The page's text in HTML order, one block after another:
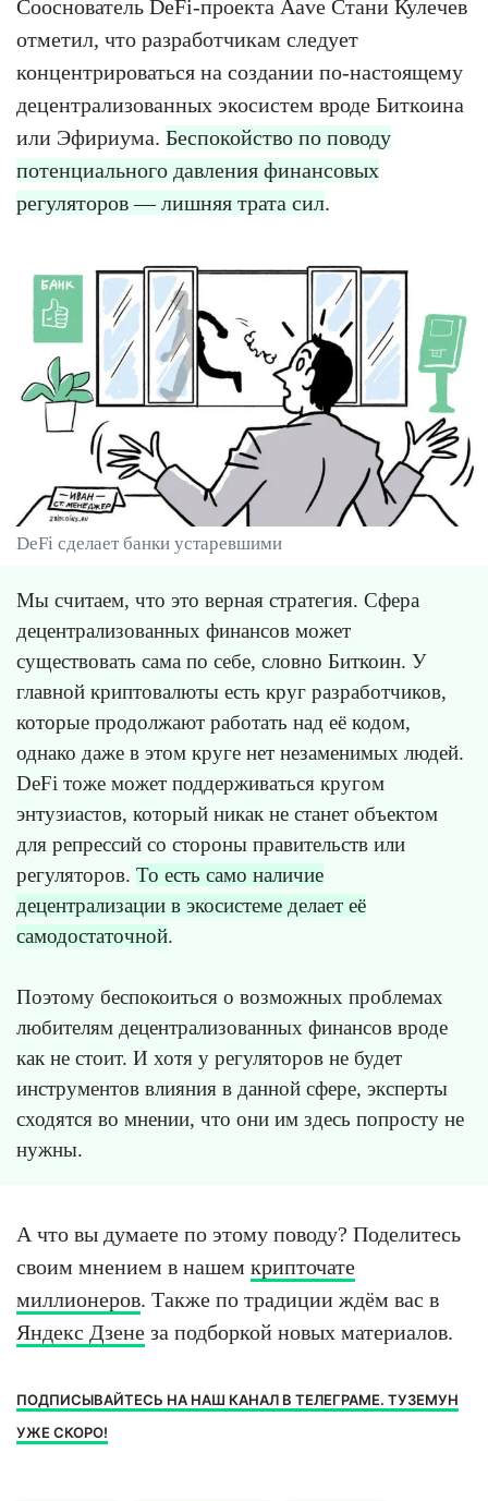
Сооснователь DeFi-проекта Aave Стани Кулечев
отметил, что разработчикам следует
концентрироваться на создании по-настоящему
децентрализованных экосистем вроде Биткоина
или Эфириума. Беспокойство по поводу
потенциального давления финансовых
регуляторов — лишняя трата сил.
DeFi сделает банки устаревшими
Мы считаем, что это верная стратегия. Сфера
децентрализованных финансов может
существовать сама по себе, словно Биткоин. У
главной криптовалюты есть круг разработчиков,
которые продолжают работать над её кодом,
однако даже в этом круге нет незаменимых людей.
DeFi тоже может поддерживаться кругом
энтузиастов, который никак не станет объектом
для репрессий со стороны правительств или
регуляторов. То есть само наличие
децентрализации в экосистеме делает её
самодостаточной.
Поэтому беспокоиться о возможных проблемах
любителям децентрализованных финансов вроде
как не стоит. И хотя у регуляторов не будет
инструментов влияния в данной сфере, эксперты
сходятся во мнении, что они им здесь попросту не
нужны.
А что вы думаете по этому поводу? Поделитесь
своим мнением в нашем крипточате
миллионеров. Также по традиции ждём вас в
Яндекс Дзене за подборкой новых материалов.
ПОДПИСЫВАЙТЕСЬ НА НАШ КАНАЛ В ТЕЛЕГРАМЕ. ТУЗЕМУН
УЖЕ СКОРО!